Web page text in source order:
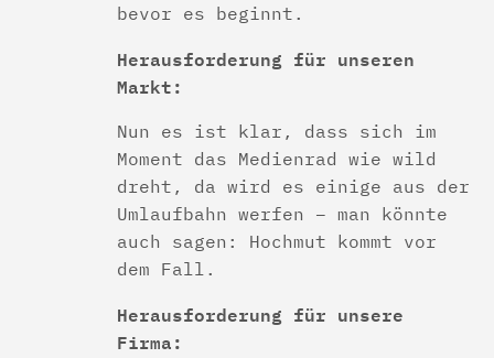
bevor es beginnt.
Herausforderung für unseren
Markt:
Nun es ist klar, dass sich im
Moment das Medienrad wie wild
dreht, da wird es einige aus der
Umlaufbahn werfen – man könnte
auch sagen: Hochmut kommt vor
dem Fall.
Herausforderung für unsere
Firma: